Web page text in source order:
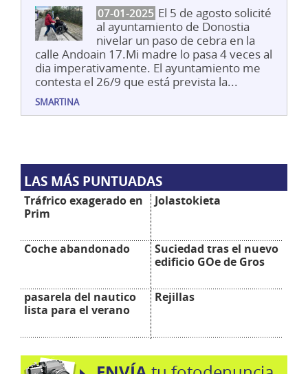
07-01-2025 El 5 de agosto solicité
al ayuntamiento de Donostia
nivelar un paso de cebra en la
calle Andoain 17.Mi madre lo pasa 4 veces al
dia imperativamente. El ayuntamiento me
contesta el 26/9 que está prevista la...
SMARTINA
LAS MÁS PUNTUADAS
Tráfrico exagerado en
Prim
Jolastokieta
Coche abandonado
Suciedad tras el nuevo
edificio GOe de Gros
pasarela del nautico
lista para el verano
Rejillas